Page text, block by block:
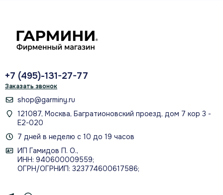
сверить модель и совместимость
ПРАКТИЧЕСКИЕ ДЕТАЛИ
Как использовать и что
проверить
+7 (495)-131-27-77
Заказать звонок
shop@garminy.ru
121087, Москва, Багратионовский проезд, дом 7 кор 3 -
Е2-020
7 дней в неделю с 10 до 19 часов
ИП Гамидов П. О.,
ИНН: 940600009559;
ОГРН/ОГРНИП: 323774600617586;